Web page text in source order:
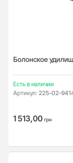
Болонское
Есть в наличии
Артикул: 225-02-
1 513,00 грн